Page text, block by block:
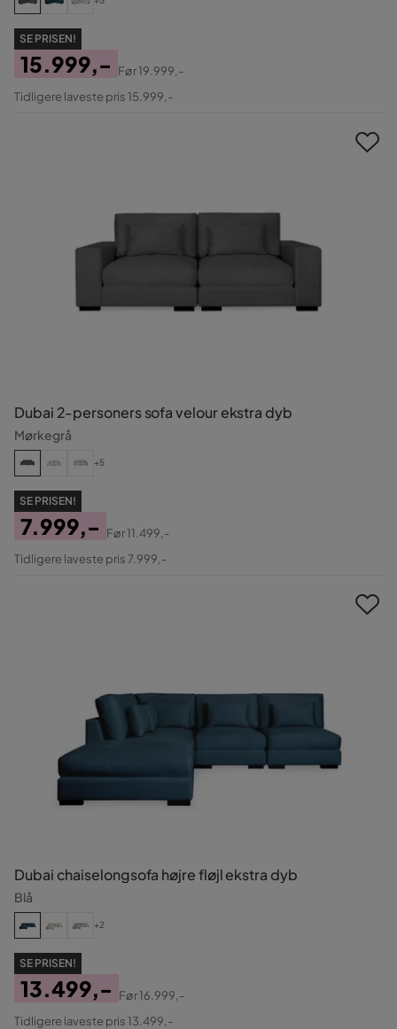
SE PRISEN!
Pris
15.999,-
Original
Før19.999,-
Tidligere laveste pris 15.999,-
Dubai 2-personers sofa velour ekstra dyb
Mørkegrå
+5
SE PRISEN!
Pris
7.999,-
Original
Før11.499,-
Tidligere laveste pris 7.999,-
Dubai chaiselongsofa højre fløjl ekstra dyb
Blå
+2
SE PRISEN!
Pris
13.499,-
Original
Før16.999,-
Tidligere laveste pris 13.499,-